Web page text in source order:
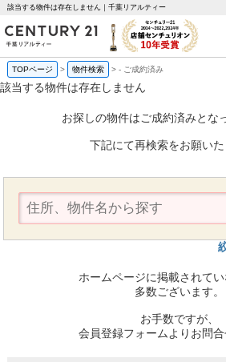
該当する物件は存在しません｜千葉リアルティー
TOPページ > 物件検索 >- ご成約済み
該当する物件は存在しません
お探しの物件はご成約済みとな
下記にて再検索をお願いた
ホームページに掲載されて
多数ございます。
お手数ですが、
会員登録フォームよりお問合